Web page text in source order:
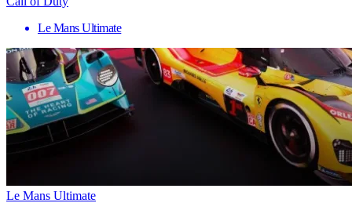
Le Mans Ultimate
Le Mans Ultimate